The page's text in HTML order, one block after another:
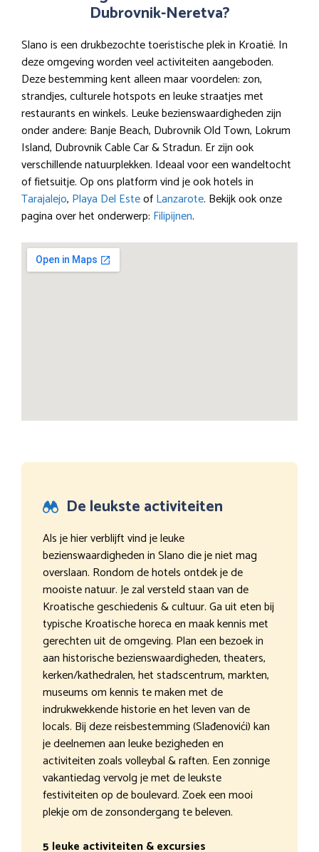
Dubrovnik-Neretva?
Slano is een drukbezochte toeristische plek in Kroatië. In
deze omgeving worden veel activiteiten aangeboden.
Deze bestemming kent alleen maar voordelen: zon,
strandjes, culturele hotspots en leuke straatjes met
restaurants en winkels. Leuke bezienswaardigheden zijn
onder andere: Banje Beach, Dubrovnik Old Town, Lokrum
Island, Dubrovnik Cable Car & Stradun. Er zijn ook
verschillende natuurplekken. Ideaal voor een wandeltocht
of fietsuitje. Op ons platform vind je ook hotels in
Tarajalejo, Playa Del EsteofLanzarote. Bekijk ook onze
pagina over het onderwerp: Filipijnen.
De leukste activiteiten
Als je hier verblijft vind je leuke
bezienswaardigheden in Slano die je niet mag
overslaan. Rondom de hotels ontdek je de
mooiste natuur. Je zal versteld staan van de
Kroatische geschiedenis & cultuur. Ga uit eten bij
typische Kroatische horeca en maak kennis met
gerechten uit de omgeving. Plan een bezoek in
aan historische bezienswaardigheden, theaters,
kerken/kathedralen, het stadscentrum, markten,
museums om kennis te maken met de
indrukwekkende historie en het leven van de
locals. Bij deze reisbestemming (Slađenovići) kan
je deelnemen aan leuke bezigheden en
activiteiten zoals volleybal & raften. Een zonnige
vakantiedag vervolg je met de leukste
festiviteiten op de boulevard. Zoek een mooi
plekje om de zonsondergang te beleven.
5 leuke activiteiten & excursies